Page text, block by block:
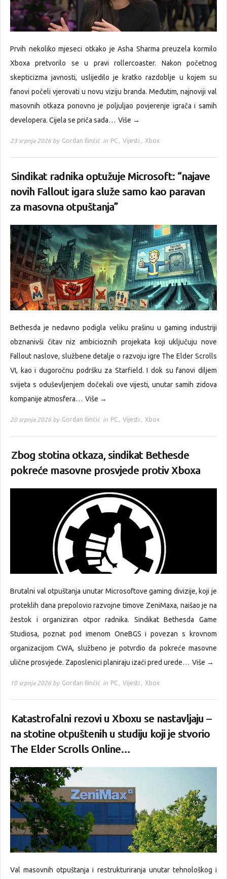
Prvih nekoliko mjeseci otkako je Asha Sharma preuzela kormilo
Xboxa pretvorilo se u pravi rollercoaster. Nakon početnog
skepticizma javnosti, uslijedilo je kratko razdoblje u kojem su
fanovi počeli vjerovati u novu viziju branda. Međutim, najnoviji val
masovnih otkaza ponovno je poljuljao povjerenje igrača i samih
developera. Cijela se priča sada… Više →
23 srpnja 2026 by Gordan Ilinčić in PC , Vijesti , Xbox
Sindikat radnika optužuje Microsoft: “najave
novih Fallout igara služe samo kao paravan
za masovna otpuštanja”
Bethesda je nedavno podigla veliku prašinu u gaming industriji
obznanivši čitav niz ambicioznih projekata koji uključuju nove
Fallout naslove, službene detalje o razvoju igre The Elder Scrolls
VI, kao i dugoročnu podršku za Starfield. I dok su fanovi diljem
svijeta s oduševljenjem dočekali ove vijesti, unutar samih zidova
kompanije atmosfera… Više →
20 srpnja 2026 by Gordan Ilinčić in PC , Vijesti , Xbox
Zbog stotina otkaza, sindikat Bethesde
pokreće masovne prosvjede protiv Xboxa
Brutalni val otpuštanja unutar Microsoftove gaming divizije, koji je
proteklih dana prepolovio razvojne timove ZeniMaxa, naišao je na
žestok i organiziran otpor radnika. Sindikat Bethesda Game
Studiosa, poznat pod imenom OneBGS i povezan s krovnom
organizacijom CWA, službeno je potvrdio da pokreće masovne
ulične prosvjede. Zaposlenici planiraju izaći pred urede… Više →
10 srpnja 2026 by Gordan Ilinčić in PC , Vijesti , Xbox
Katastrofalni rezovi u Xboxu se nastavljaju –
na stotine otpuštenih u studiju koji je stvorio
The Elder Scrolls Online…
Val masovnih otpuštanja i restrukturiranja unutar tehnološkog i